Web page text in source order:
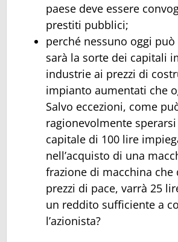
paese deve essere
prestiti pubblici;
perché nessuno oggi
sarà la sorte dei capitali
industrie ai prezzi di
impianto aumentati che
Salvo eccezioni, come
ragionevolmente
capitale di 100 lire
nell’acquisto di una
frazione di macchina che
prezzi di pace, varrà 25
un reddito sufficiente a
l’azionista?